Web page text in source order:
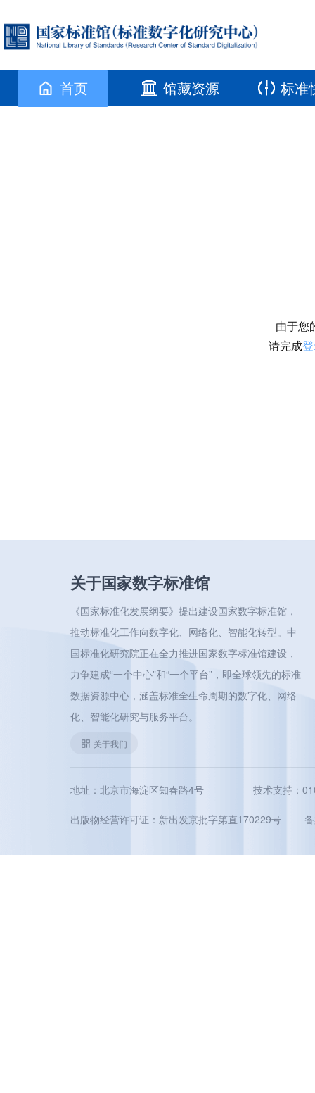
首页 馆藏资源 标准
由于您
请完成
关于国家数字标准馆
《国家标准化发展纲要》提出建设国家数字标准馆，
推动标准化工作向数字化、网络化、智能化转型。中
国标准化研究院正在全力推进国家数字标准馆建设，
力争建成“一个中心”和“一个平台”，即全球领先的标准
数据资源中心，涵盖标准全生命周期的数字化、网络
化、智能化研究与服务平台。
关于我们
地址：北京市海淀区知春路4号 技术支持：
出版物经营许可证：新出发京批字第直170229号